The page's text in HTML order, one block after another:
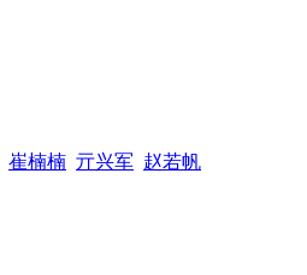
崔楠楠 亓兴军 赵若帆